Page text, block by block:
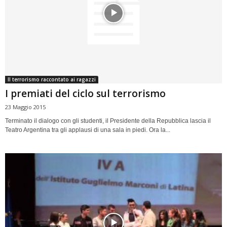
Il terrorismo raccontato ai ragazzi
I premiati del ciclo sul terrorismo
23 Maggio 2015
Terminato il dialogo con gli studenti, il Presidente della Repubblica lascia il
Teatro Argentina tra gli applausi di una sala in piedi. Ora la...